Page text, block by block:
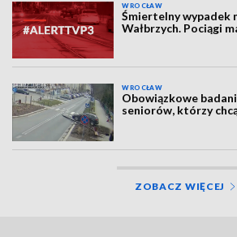
WROCŁAW
Śmiertelny wypadek
Wałbrzych. Pociągi
WROCŁAW
Obowiązkowe
seniorów, którzy
ZOBACZ WIĘCEJ